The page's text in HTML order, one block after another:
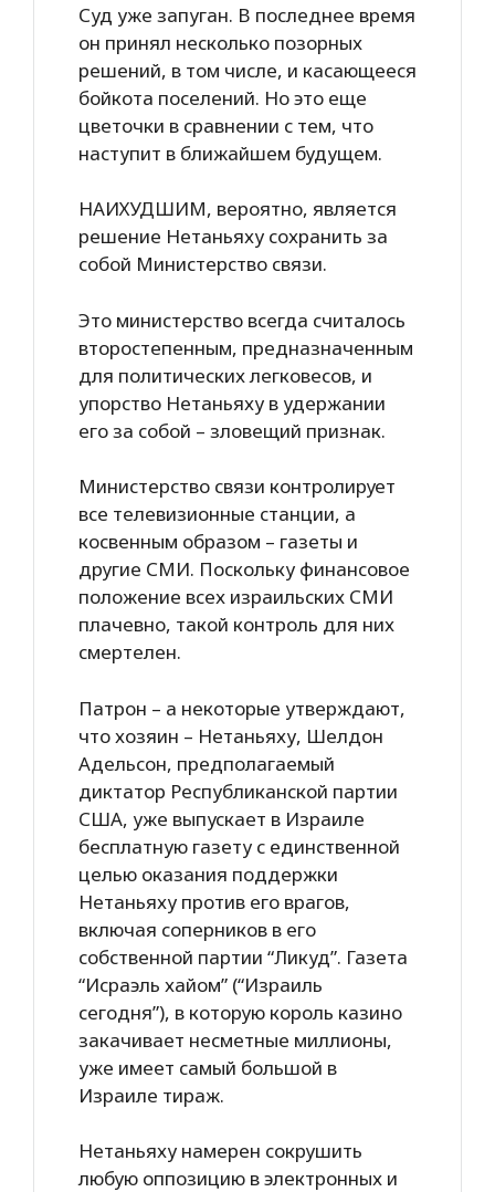
Суд уже запуган. В последнее время
он принял несколько позорных
решений, в том числе, и касающееся
бойкота поселений. Но это еще
цветочки в сравнении с тем, что
наступит в ближайшем будущем.
НАИХУДШИМ, вероятно, является
решение Нетаньяху сохранить за
собой Министерство связи.
Это министерство всегда считалось
второстепенным, предназначенным
для политических легковесов, и
упорство Нетаньяху в удержании
его за собой – зловещий признак.
Министерство связи контролирует
все телевизионные станции, а
косвенным образом – газеты и
другие СМИ. Поскольку финансовое
положение всех израильских СМИ
плачевно, такой контроль для них
смертелен.
Патрон – а некоторые утверждают,
что хозяин – Нетаньяху, Шелдон
Адельсон, предполагаемый
диктатор Республиканской партии
США, уже выпускает в Израиле
бесплатную газету с единственной
целью оказания поддержки
Нетаньяху против его врагов,
включая соперников в его
собственной партии “Ликуд”. Газета
“Исраэль хайом” (“Израиль
сегодня”), в которую король казино
закачивает несметные миллионы,
уже имеет самый большой в
Израиле тираж.
Нетаньяху намерен сокрушить
любую оппозицию в электронных и